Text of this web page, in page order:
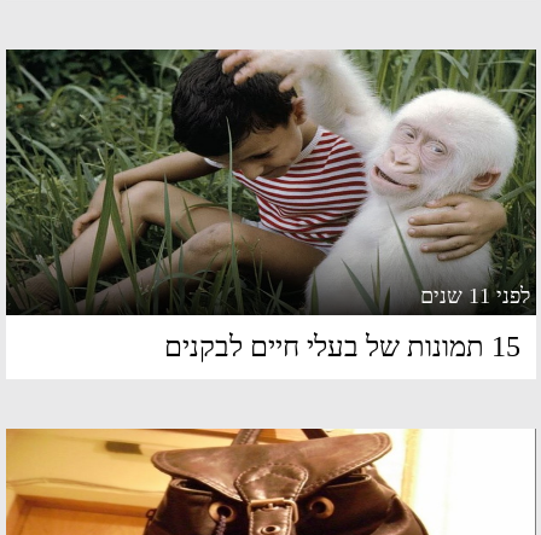
שנים
של בעלי חיים לבקנים